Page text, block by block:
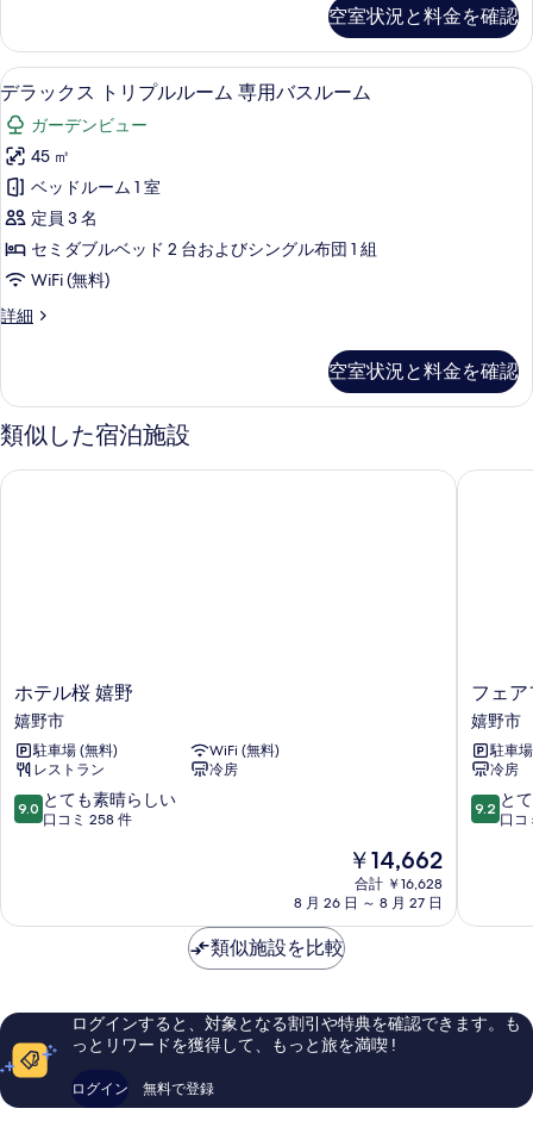
表
示
す
る
ー
の
す
べ
て
の
写
真
表
す
る
ビ
ュ
ー
の
詳
細
用
バ
ス
ル
ー
ム
の
す
べ
て
真
を
表
ス
4
人
部
屋
専
用
バ
ス
ル
ー
ム
の
詳
空室状況と料金を確認
デ
ラ
ッ
ク
ス
ト
リ
ル
ー
ム
専
用
す
べ
て
の
写
表
る
デラックス トリプルルーム 専用バ
13
デラックス トリプルルーム 専用バスルーム
ガーデンビュー
45 ㎡
ベッドルーム 1 室
定員 3 名
セミダブルベッド 2 台およびシングル布団 1 組
WiFi (無料)
詳細
デ
ス
ト
リ
ル
ム
の
空室状況と料金を確認
類似した宿泊施設
ホ
テ
ル
桜
嬉
野
嬉
ホテル桜 嬉野
嬉野市
駐車場 (無料)
WiFi (無料)
レストラン
冷房
10
段
て
ら
い、
口
9.0 とても素晴らしい
口コミ 258 件
現
在
の
￥14,662
合計 ￥16,628
8 月 26 日 ～ 8 月 27 日
ホテル桜 嬉野
フ
ェ
ア
フ
ィ
ー
ル
リ
佐
賀
フェ
嬉野市
駐車
冷房
10
段
て
ら
し
9.2 と
口コ
フェア
類似施設を比較
ログインすると、対象となる割引や特典を確認できます。も
っとリワードを獲得して、もっと旅を満喫 !
ログイン 無料で登録